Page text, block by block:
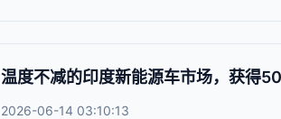
温度不减的印度新能源车市场，获得
2026-06-14 03:10:13